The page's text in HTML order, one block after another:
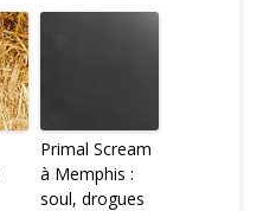
Primal Scream
à Memphis :
soul, drogues